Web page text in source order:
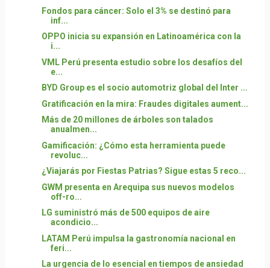
Fondos para cáncer: Solo el 3% se destinó para
inf...
OPPO inicia su expansión en Latinoamérica con la
i...
VML Perú presenta estudio sobre los desafíos del
e...
BYD Group es el socio automotriz global del Inter ...
Gratificación en la mira: Fraudes digitales aument...
Más de 20 millones de árboles son talados
anualmen...
Gamificación: ¿Cómo esta herramienta puede
revoluc...
¿Viajarás por Fiestas Patrias? Sigue estas 5 reco...
GWM presenta en Arequipa sus nuevos modelos
off-ro...
LG suministró más de 500 equipos de aire
acondicio...
LATAM Perú impulsa la gastronomía nacional en
feri...
La urgencia de lo esencial en tiempos de ansiedad